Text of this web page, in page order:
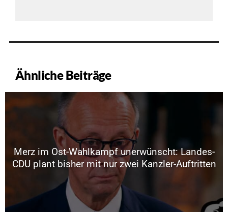
Ähnliche Beiträge
Merz im Ost-Wahlkampf unerwünscht: Landes-
CDU plant bisher mit nur zwei Kanzler-Auftritten